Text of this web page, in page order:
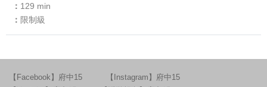
129 min
限制級
【Facebook】府中15
【Instagram】府中15